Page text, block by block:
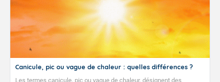
Canicule, pic ou vague de chaleur : quelles différences ?
Les termes canicule, pic ou vague de chaleur, désignent des